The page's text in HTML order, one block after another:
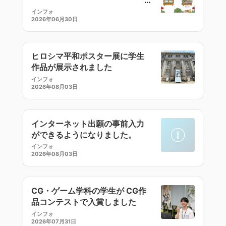
インフォ
2026年06月30日
ヒロシマ平和ポスター展に学生
作品が展示されました
インフォ
2026年08月03日
インターネット出願の事前入力
ができるようになりました。
インフォ
2026年08月03日
CG・ゲーム学科の学生が CG作
品コンテストで入賞しました
インフォ
2026年07月31日